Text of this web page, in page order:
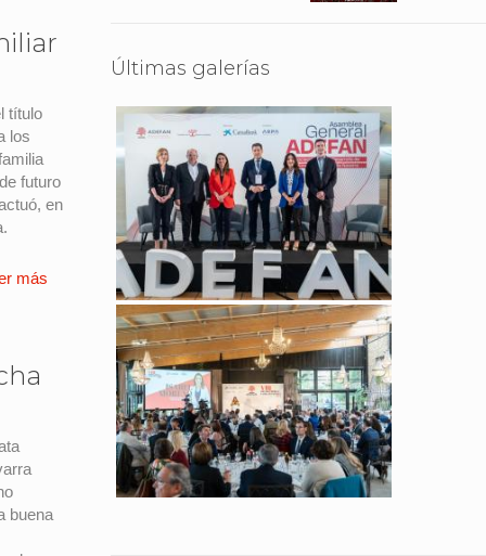
título
los
futuro
en
más
buena
Últimas galerías